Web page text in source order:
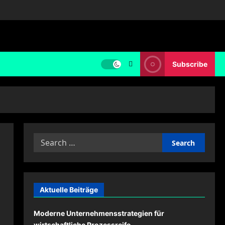
Subscribe
Search
Aktuelle Beiträge
Moderne Unternehmensstrategien für